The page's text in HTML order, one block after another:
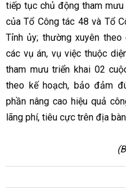
tiếp tục chủ động tham
của Tổ Công tác 48 và Tổ
Tỉnh ủy; thường xuyên
các vụ án, vụ việc thuộc
tham mưu triển khai 02
theo kế hoạch, bảo đảm
phần nâng cao hiệu quả
lãng phí, tiêu cực trên địa